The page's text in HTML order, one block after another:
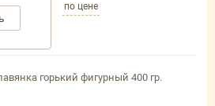
по цене
горький фигурный 400 гр.